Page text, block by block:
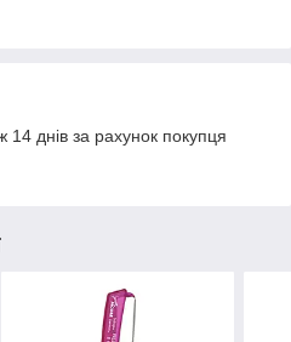
днів за рахунок покупця